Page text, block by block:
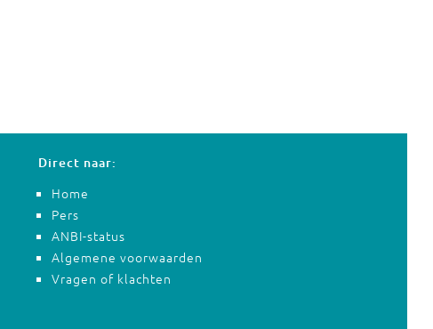
Direct naar:
Home
Pers
ANBI-status
Algemene voorwaarden
Vragen of klachten